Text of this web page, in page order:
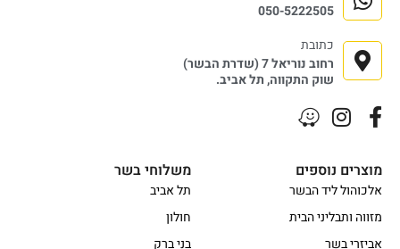
משלוחי בשר
תל אביב
חולון
בני ברק
מוצרים נוספים
אלכוהול ליד הבשר
מזווה ותבליני הבית
אביזרי בשר
050-5222505
כתובת
רחוב נוריאל 7 (שדרת הבשר)
שוק התקווה, תל אביב.